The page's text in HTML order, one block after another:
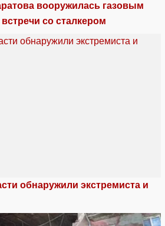
вооружилась газовым
со сталкером
обнаружили экстремиста и